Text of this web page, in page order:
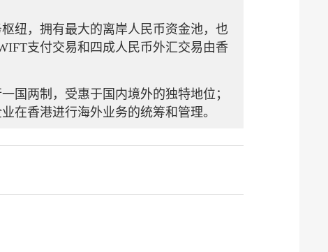
纽，拥有最大的离岸人民币资金池，也
支付交易和四成人民币外汇交易由香
国两制，受惠于国内境外的独特地位；
在香港进行海外业务的统筹和管理。